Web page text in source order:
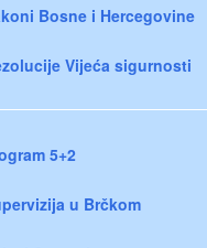
Bosne i Hercegovine
Vijeća sigurnosti
5+2
u Brčkom